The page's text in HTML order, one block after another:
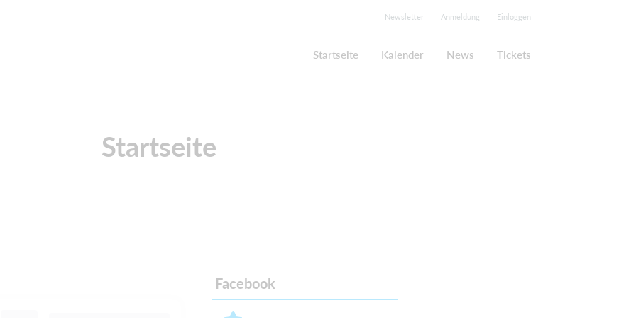
Newsletter Anmeldung Einloggen
Startseite Kalender News Tickets
Startseite
Facebook